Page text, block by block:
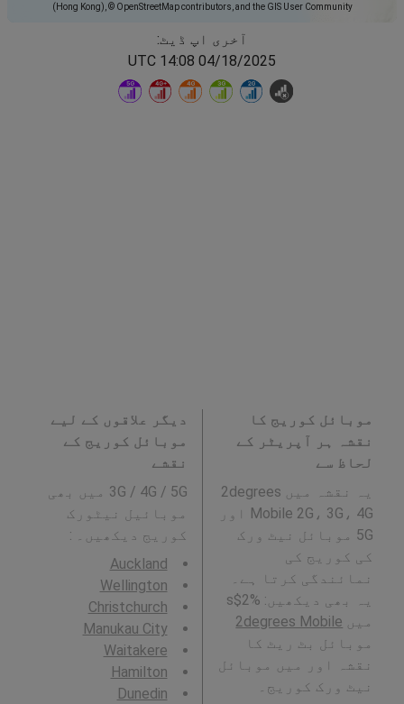
(Hong Kong), © OpenStreetMap contributors, and the GIS User Community
آخری اپ ڈیٹ:
04/18/2025 14:08 UTC
موبائل کوریج کا
نقشہ ہر آپریٹر کے
لحاظ سے
یہ نقشہ میں 2degrees
Mobile 2G، 3G، 4G اور
5G موبائل نیٹ ورک
کی کوریج کی
نمائندگی کرتا ہے۔
یہ بھی دیکھیں: %2$s
میں 2degrees Mobile
موبائل بٹ ریٹ کا
نقشہ اور میں موبائل
نیٹ ورک کوریج۔
دیگر علاقوں کے لیے
موبائل کوریج کے
نقشے
3G / 4G / 5G میں بھی
موبائیل نیٹورک
کوریج دیکھیں۔ :
Auckland
Wellington
Christchurch
Manukau City
Waitakere
Hamilton
Dunedin